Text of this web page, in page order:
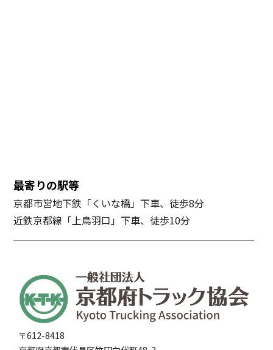
〒612-8418
最寄りの駅等
京都市営地下鉄「くいな橋」下車、徒歩8分
近鉄京都線「上鳥羽口」下車、徒歩10分